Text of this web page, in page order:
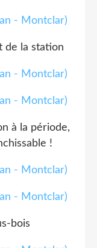
de la station
à la période,
!
bois